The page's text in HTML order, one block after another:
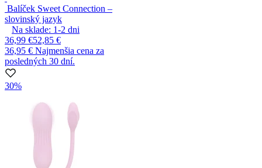
Balíček Sweet Connection –
slovinský jazyk
Na sklade: 1-2 dni
36,99 €52,85 €
36,95 € Najmenšia cena za
posledných 30 dní.
30%